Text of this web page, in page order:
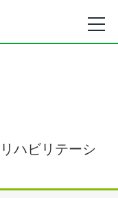
ハビリテーシ